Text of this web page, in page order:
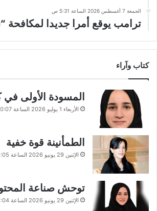
الجمعة 7 أغسطس 2026 الساعة 5:31 ص
ترامب يوقع أمرا جديدا لمكافحة
كتاب وآراء
المسودة الأولى
الأربعاء 1 يوليو 2026 الساعة 10:07 م
الطمأنينة قوة خفية
الإثنين 29 يونيو 2026 الساعة 12:05 ص
توحش صناعة
الإثنين 29 يونيو 2026 الساعة 12:04 ص